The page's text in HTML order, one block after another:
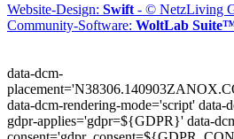
Website-Design: Swift - © NetzLiving
Community-Software: WoltLab
data-dcm-
data-dcm-rendering-mode='script' data-
gdpr-applies='gdpr=${GDPR}' data-